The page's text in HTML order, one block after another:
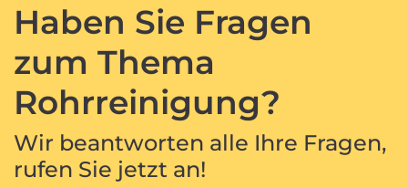
Haben Sie Fragen
zum Thema
Rohrreinigung?
Wir beantworten alle Ihre Fragen,
rufen Sie jetzt an!